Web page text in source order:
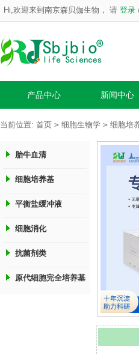
Hi,欢迎来到南京森贝伽生物， 请 登录
产品中心 新闻中心
当前位置: 首页 > 细胞生物学 > 细胞培
胎牛血清
细胞培养基
平衡盐缓冲液
细胞消化
抗菌剂类
原代细胞完全培养基